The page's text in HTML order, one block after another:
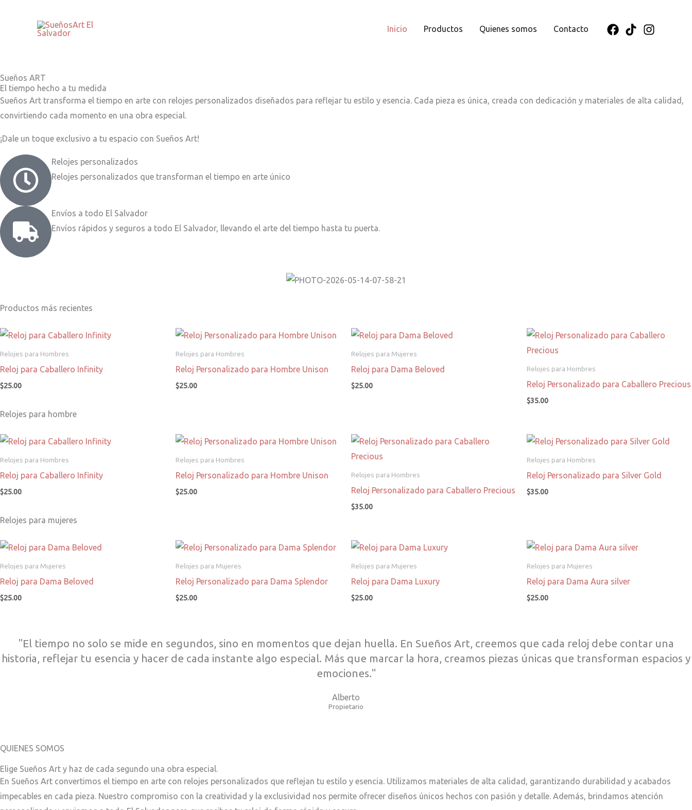
Inicio Productos Quienes somos Contacto
Sueños ART
El tiempo hecho a tu medida
Sueños Art transforma el tiempo en arte con relojes personalizados diseñados para reflejar tu estilo y esencia. Cada pieza es única, creada con dedicación y materiales de alta calidad,
convirtiendo cada momento en una obra especial.
¡Dale un toque exclusivo a tu espacio con Sueños Art!
Relojes personalizados
Relojes personalizados que transforman el tiempo en arte único
Envíos a todo El Salvador
Envíos rápidos y seguros a todo El Salvador, llevando el arte del tiempo hasta tu puerta.
Productos más recientes
Relojes para Hombres
Reloj para Caballero Infinity
$25.00
Relojes para Hombres
Reloj Personalizado para Hombre Unison
$25.00
Relojes para Mujeres
Reloj para Dama Beloved
$25.00
Relojes para Hombres
Reloj Personalizado para Caballero Precious
$35.00
Relojes para hombre
Relojes para Hombres
Reloj para Caballero Infinity
$25.00
Relojes para Hombres
Reloj Personalizado para Hombre Unison
$25.00
Relojes para Hombres
Reloj Personalizado para Caballero Precious
$35.00
Relojes para Hombres
Reloj Personalizado para Silver Gold
$35.00
Relojes para mujeres
Relojes para Mujeres
Reloj para Dama Beloved
$25.00
Relojes para Mujeres
Reloj Personalizado para Dama Splendor
$25.00
Relojes para Mujeres
Reloj para Dama Luxury
$25.00
Relojes para Mujeres
Reloj para Dama Aura silver
$25.00
"El tiempo no solo se mide en segundos, sino en momentos que dejan huella. En Sueños Art, creemos que cada reloj debe contar una
historia, reflejar tu esencia y hacer de cada instante algo especial. Más que marcar la hora, creamos piezas únicas que transforman espacios y
emociones."
Alberto
Propietario
QUIENES SOMOS
Elige Sueños Art y haz de cada segundo una obra especial.
En Sueños Art convertimos el tiempo en arte con relojes personalizados que reflejan tu estilo y esencia. Utilizamos materiales de alta calidad, garantizando durabilidad y acabados
impecables en cada pieza. Nuestro compromiso con la creatividad y la exclusividad nos permite ofrecer diseños únicos hechos con pasión y detalle. Además, brindamos atención